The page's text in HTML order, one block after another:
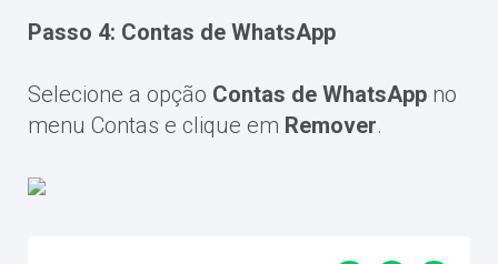
Passo 4: Contas de WhatsApp
Selecione a opção Contas de WhatsApp no
menu Contas e clique em Remover.